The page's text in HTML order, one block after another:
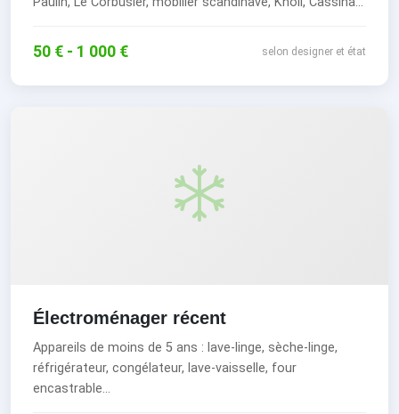
50 € - 1 000 € selon designer et état
Électroménager récent
Appareils de moins de 5 ans : lave-linge, sèche-linge,
réfrigérateur, congélateur, lave-vaisselle, four
encastrable...